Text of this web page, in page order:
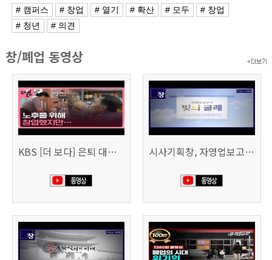
# 캠퍼스 # 창업 # 열기 # 확산 # 모두
# 창업
# 청년
# 의견
창/폐업 동영상
KBS [더 보다] 은퇴 대신 폐업 시사기획창, 자영업보고서 빚의 굴레 507회 (KBS 25.6.10)